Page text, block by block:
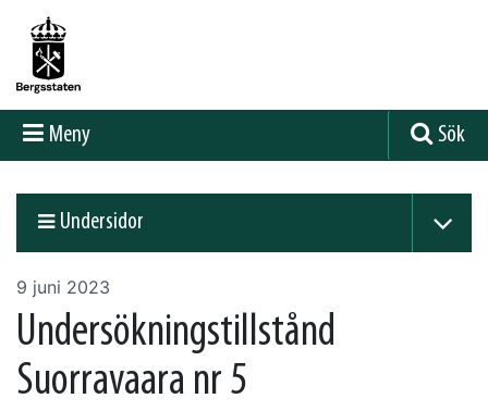
Meny Sök
Undersidor
9 juni 2023
Undersökningstillstånd
Suorravaara nr 5